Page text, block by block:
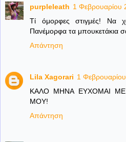
purpleleath 1 Φεβρουαρίου
Τί όμορφες στιγμές! Να
Πανέμορφα τα μπουκετάκια
Απάντηση
Lila Xagorari 1
ΚΑΛΟ ΜΗΝΑ ΕΥΧΟΜΑΙ ΜΕ
ΜΟΥ!
Απάντηση